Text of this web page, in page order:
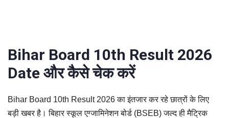
Bihar Board 10th Result 2026
Date और कैसे चेक करें
Bihar Board 10th Result 2026 का इंतजार कर रहे छात्रों के लिए
बड़ी खबर है। बिहार स्कूल एग्जामिनेशन बोर्ड (BSEB) जल्द ही मैट्रिक